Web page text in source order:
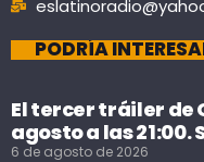
PODRÍA
El tercer tráiler de
agosto a las 21:00.
6 de agosto de 2026